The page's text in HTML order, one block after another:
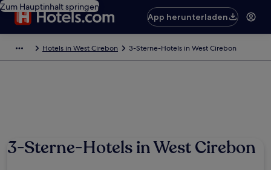
Zum Hauptinhalt springen
App herunterladen
Hotels in West Cirebon 3-Sterne-Hotels in West Cirebon
3-Sterne-Hotels in West Cirebon